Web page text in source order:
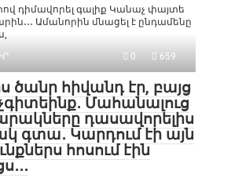
դիմավորել գալիք Կանաչ փայտե
Ամանորին մնացել է ընդամենը
0 659
ծանր հիվանդ էր, բայց
Մահանալուց
դասավորելիս
գտա․ Կարդում էի այն
հոսում էին